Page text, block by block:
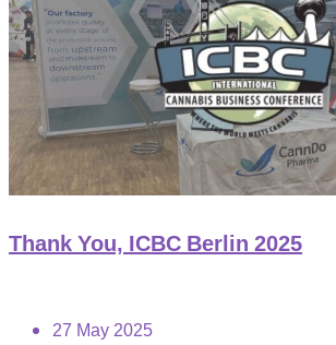
Thank You, ICBC Berlin 2025
27 May 2025